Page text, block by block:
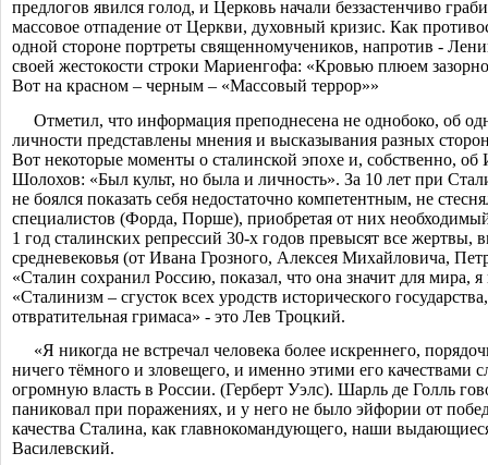
предлогов явился голод, и Церковь начали беззастенчиво
массовое отпадение от Церкви, духовный кризис. Как
одной стороне портреты священномучеников, напротив -
своей жестокости строки Мариенгофа: «Кровью плюем
Вот на красном – черным – «Массовый террор»»
Отметил, что информация преподнесена не однобоко, об
личности представлены мнения и высказывания разных
Вот некоторые моменты о сталинской эпохе и, собственно,
Шолохов: «Был культ, но была и личность». За 10 лет при
не боялся показать себя недостаточно компетентным, не
специалистов (Форда, Порше), приобретая от них
1 год сталинских репрессий 30-х годов превысят все жертвы,
средневековья (от Ивана Грозного, Алексея Михайловича,
«Сталин сохранил Россию, показал, что она значит для мира,
«Сталинизм – сгусток всех уродств исторического
отвратительная гримаса» - это Лев Троцкий.
«Я никогда не встречал человека более искреннего,
ничего тёмного и зловещего, и именно этими его качествами
огромную власть в России. (Герберт Уэлс). Шарль де Голль
паниковал при поражениях, и у него не было эйфории от
качества Сталина, как главнокомандующего, наши
Василевский.